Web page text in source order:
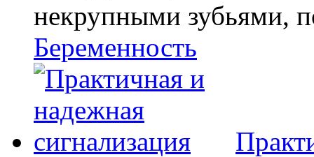
некрупными зубьями,
Беременность